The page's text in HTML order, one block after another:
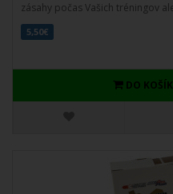
zásahy počas Vašich tréningov
5,50€
DO